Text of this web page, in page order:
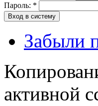
Пароль: *
Забыли
активной